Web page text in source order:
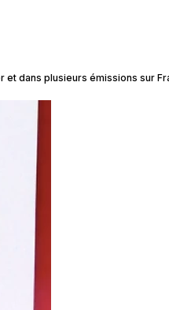
dans plusieurs émissions sur